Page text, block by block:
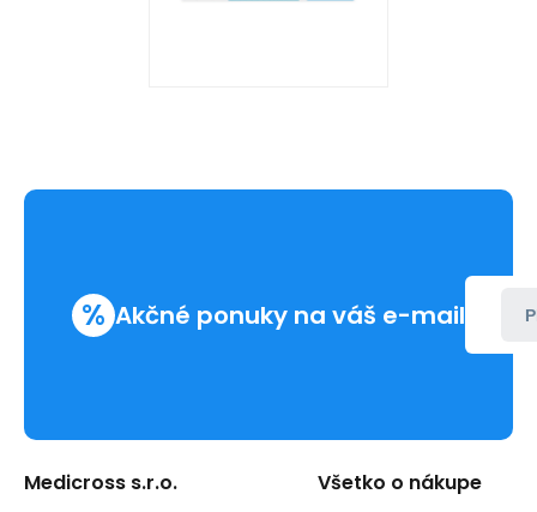
% Akčné ponuky na váš e-mail
Medicross s.r.o. Všetko o nákupe